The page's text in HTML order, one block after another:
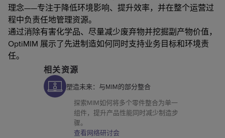
理念——专注于降低环境影响、提升效率，并在整个运营过
程中负责任地管理资源。
通过消除有害化学品、尽量减少废弃物并挖掘副产物价值，
OptiMIM 展示了先进制造如何同时支持业务目标和环境责
任。
相关资源
塑造未来：与MIM的部分整合
探索MIM如何将多个零件整合为单一
组件，提升产品性能同时减少制造步
骤。
查看网络研讨会